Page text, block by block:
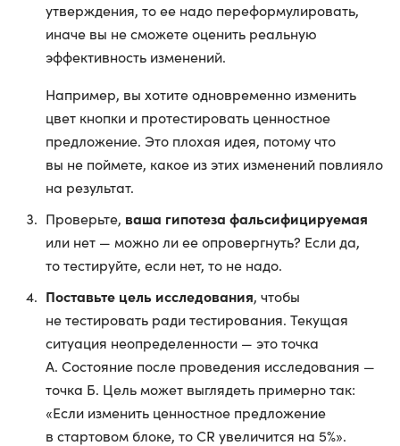
утверждения, то ее надо переформулировать,
иначе вы не сможете оценить реальную
эффективность изменений.
Например, вы хотите одновременно изменить
цвет кнопки и протестировать ценностное
предложение. Это плохая идея, потому что
вы не поймете, какое из этих изменений повлияло
на результат.
Проверьте, ваша гипотеза фальсифицируемая
или нет — можно ли ее опровергнуть? Если да,
то тестируйте, если нет, то не надо.
Поставьте цель исследования, чтобы
не тестировать ради тестирования. Текущая
ситуация неопределенности — это точка
А. Состояние после проведения исследования —
точка Б. Цель может выглядеть примерно так:
«Если изменить ценностное предложение
в стартовом блоке, то CR увеличится на 5%».